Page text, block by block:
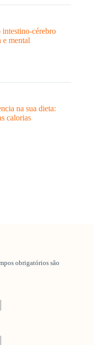
intestino-cérebro
e mental
na sua dieta:
calorias
obrigatórios são